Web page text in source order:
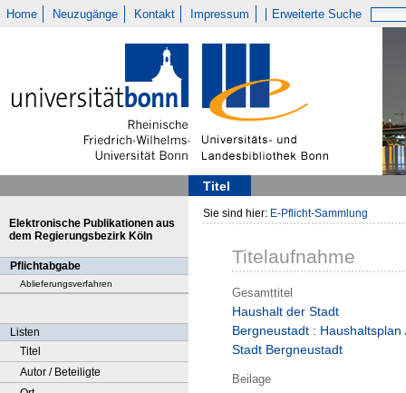
Home Neuzugänge Kontakt Impressum Erweiterte Suche
Titel
Elektronische Publikationen aus
dem Regierungsbezirk Köln
Pflichtabgabe
Ablieferungsverfahren
Listen
Titel
Autor / Beteiligte
Sie sind hier: E-Pflicht-Sammlung
Titelaufnahme
Gesamttitel
Haushalt der Stadt
Bergneustadt : Haushaltsplan
Stadt Bergneustadt
Beilage